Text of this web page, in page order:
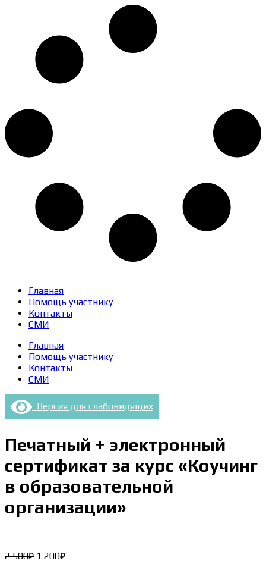
Главная
Помощь участнику
Контакты
СМИ
Главная
Помощь участнику
Контакты
СМИ
Версия для слабовидящих
Печатный + электронный
сертификат за курс «Коучинг
в образовательной
организации»
2 500₽ Первоначальная
1 200₽Текущая